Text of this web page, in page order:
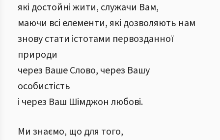
які достойні жити, служачи Вам,
маючи всі елементи, які дозволяють нам
знову стати істотами первозданної
природи
через Ваше Слово, через Вашу
особистість
і через Ваш Шімджон любові.
Ми знаємо, що для того,